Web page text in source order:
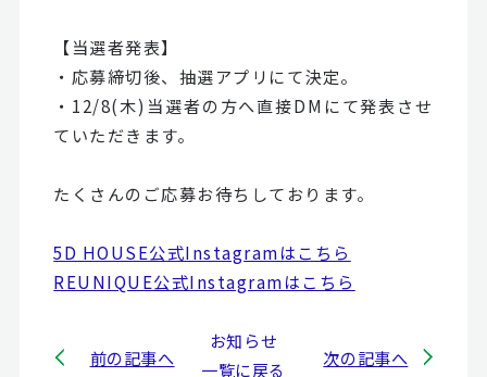
【当選者発表】
・応募締切後、抽選アプリにて決定。
・12/8(木)当選者の方へ直接DMにて発表させ
ていただきます。
たくさんのご応募お待ちしております。
5D HOUSE公式Instagramはこちら
REUNIQUE公式Instagramはこちら
前の記事へ
お知らせ
一覧に戻る
次の記事へ